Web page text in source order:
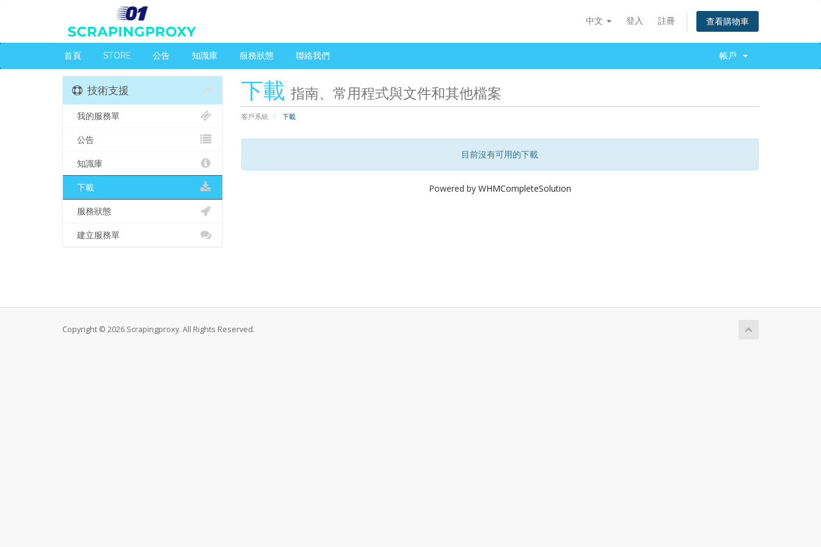
中文 登入 註冊 查看購物車
首頁 STORE 公告 知識庫 服務狀態 聯絡我們 帳戶
下載 指南、常用程式與文件和其他檔案
客戶系統 下載
目前沒有可用的下載
Powered by WHMCompleteSolution
技術支援
我的服務單
公告
知識庫
下載
服務狀態
建立服務單
Copyright © 2026 Scrapingproxy. All Rights Reserved.